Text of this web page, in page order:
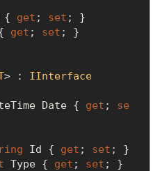
{ get ; set ; }
get ; set ; }
> : IInterface
Date { get ; se
Id { get ; set ; }
Type { get ; set ; }